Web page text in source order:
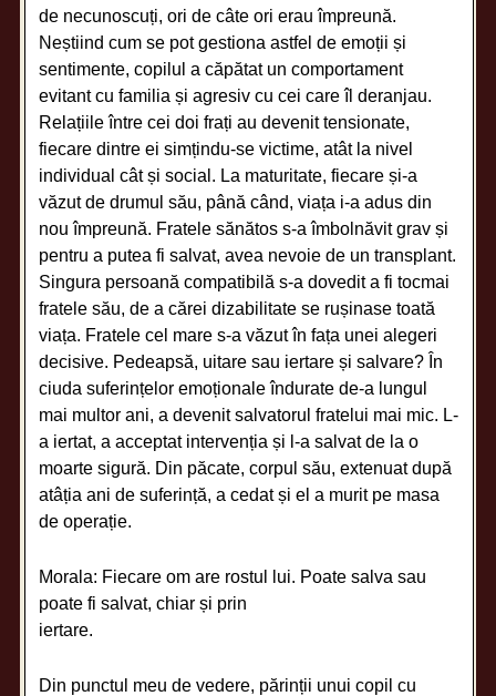
de necunoscuți, ori de câte ori erau împreună.
Neștiind cum se pot gestiona astfel de emoții și
sentimente, copilul a căpătat un comportament
evitant cu familia și agresiv cu cei care îl deranjau.
Relațiile între cei doi frați au devenit tensionate,
fiecare dintre ei simțindu-se victime, atât la nivel
individual cât și social. La maturitate, fiecare și-a
văzut de drumul său, până când, viața i-a adus din
nou împreună. Fratele sănătos s-a îmbolnăvit grav și
pentru a putea fi salvat, avea nevoie de un transplant.
Singura persoană compatibilă s-a dovedit a fi tocmai
fratele său, de a cărei dizabilitate se rușinase toată
viața. Fratele cel mare s-a văzut în fața unei alegeri
decisive. Pedeapsă, uitare sau iertare și salvare? În
ciuda suferințelor emoționale îndurate de-a lungul
mai multor ani, a devenit salvatorul fratelui mai mic. L-
a iertat, a acceptat intervenția și l-a salvat de la o
moarte sigură. Din păcate, corpul său, extenuat după
atâția ani de suferință, a cedat și el a murit pe masa
de operație.
Morala: Fiecare om are rostul lui. Poate salva sau
poate fi salvat, chiar și prin
iertare.
Din punctul meu de vedere, părinții unui copil cu